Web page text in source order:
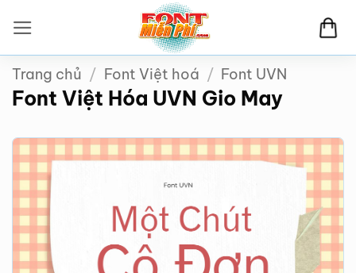
qua
nội
dung
Trang chủ / Font Việt hoá / Font UVN
Font Việt Hóa UVN Gio May